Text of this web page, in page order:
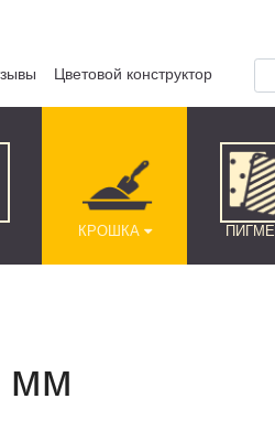
Цветовой конструктор
КРОШКА
мм